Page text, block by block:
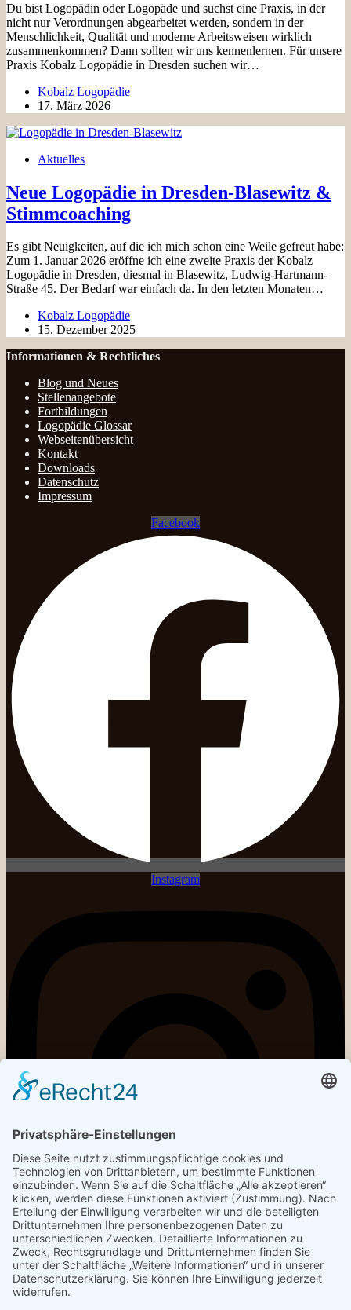
Du bist Logopädin oder Logopäde und suchst eine Praxis, in der
nicht nur Verordnungen abgearbeitet werden, sondern in der
Menschlichkeit, Qualität und moderne Arbeitsweisen wirklich
zusammenkommen? Dann sollten wir uns kennenlernen. Für unsere
Praxis Kobalz Logopädie in Dresden suchen wir…
Kobalz Logopädie
17. März 2026
Aktuelles
Neue Logopädie in Dresden-Blasewitz &
Stimmcoaching
Es gibt Neuigkeiten, auf die ich mich schon eine Weile gefreut habe:
Zum 1. Januar 2026 eröffne ich eine zweite Praxis der Kobalz
Logopädie in Dresden, diesmal in Blasewitz, Ludwig-Hartmann-
Straße 45. Der Bedarf war einfach da. In den letzten Monaten…
Kobalz Logopädie
15. Dezember 2025
Informationen & Rechtliches
Blog und Neues
Stellenangebote
Fortbildungen
Logopädie Glossar
Webseitenübersicht
Kontakt
Downloads
Datenschutz
Impressum
Facebook
Instagram